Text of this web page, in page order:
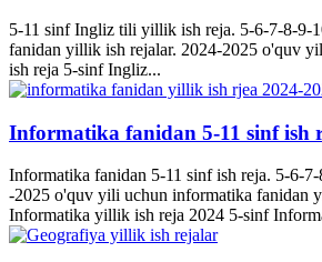
5-11 sinf Ingliz tili yillik ish reja. 5-6-7-8-9-
fanidan yillik ish rejalar. 2024-2025 o'quv
ish reja 5-sinf Ingliz...
Informatika fanidan 5-11 sinf ish
Informatika fanidan 5-11 sinf ish reja. 5-6-
-2025 o'quv yili uchun informatika fanidan
Informatika yillik ish reja 2024 5-sinf